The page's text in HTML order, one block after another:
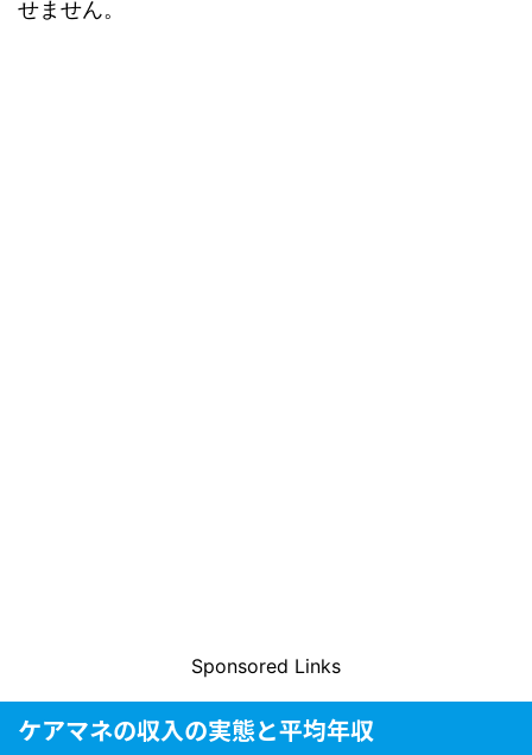
せません。
Sponsored Links
ケアマネの収入の実態と平均年収